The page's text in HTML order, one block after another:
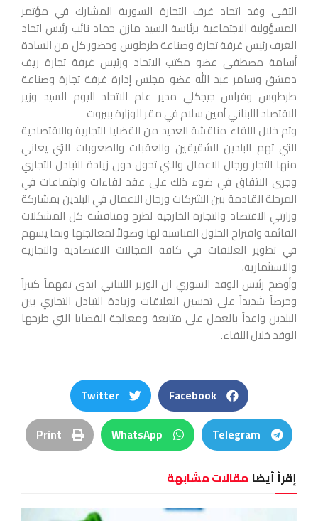
التقى وفد اتحاد غرف التجارة السورية المشارك في مؤتمر
المسؤولية الاجتماعية برئاسة السيد مازن حماد نائب رئيس اتحاد
الغرف رئيس غرفة تجارة وصناعة طرطوس وحضور كل من السادة
أسامة مصطفى عضو مكتب الاتحاد ورئيس غرفة تجارة ريف
دمشق وسامر عبد الله عضو مجلس إدارة غرفة تجارة وصناعة
طرطوس وفراس جيجكلي مدير عام الاتحاد اليوم السيد وزير
الاقتصاد اللبناني أمين سلام في مقر الوزارة ببيروت
وتم خلال اللقاء مناقشة العديد من القضايا التجارية والاقتصادية
التي تهم البلدين الشقيقين والعقبات والصعوبات التي يعاني
منها التجار ورجال الاعمال والتي تحول دون زيادة التبادل التجاري
وجرى الاتفاق في ضوء ذلك على عقد لقاءات واجتماعات في
المرحلة القادمة بين الشركات ورجال الاعمال في البلدين بمشاركة
وزارتي الاقتصاد والتجارة الخارجية لطرح ومناقشة كل المشكلات
القائمة واقتراح الحلول المناسبة لها وصولاً لمعالجتها وبما يسهم
في تطوير العلاقات في كافة المجالات الاقتصادية والتجارية
والاستثمارية.
وأوضح رئيس الوفد السوري ان الوزير اللبناني ابدى تفهماً كبيراً
وحرصاً شديداً على تحسين العلاقات وزيادة التبادل التجاري بين
البلدين واعداً بالعمل على متابعة ومعالجة القضايا التي طرحها
الوفد خلال اللقاء.
Facebook
Twitter
Telegram
WhatsApp
Print
إقرأ أيضا مقالات مشابهة